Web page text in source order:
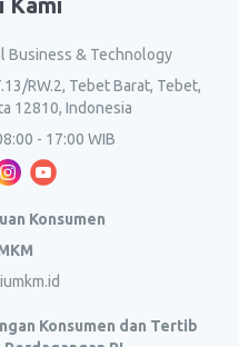
Business & Technology
RW.2, Tebet Barat, Tebet,
12810, Indonesia
- 17:00 WIB
Konsumen
Konsumen dan Tertib